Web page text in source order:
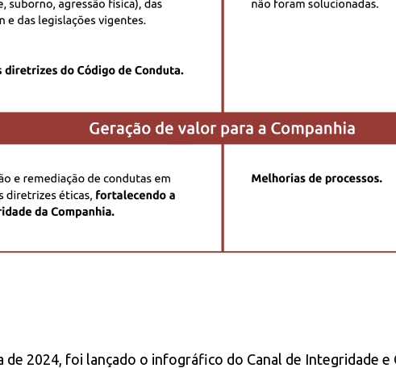
de 2024, foi lançado o infográfico do Canal de Integridade e